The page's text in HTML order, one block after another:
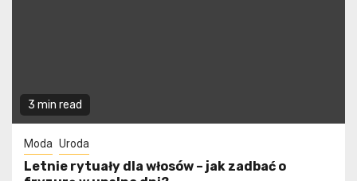
3 min read
Moda Uroda
Letnie rytuały dla włosów – jak zadbać o